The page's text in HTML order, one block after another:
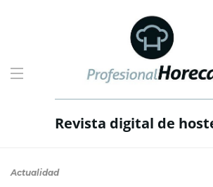
Revista digital de
Actualidad